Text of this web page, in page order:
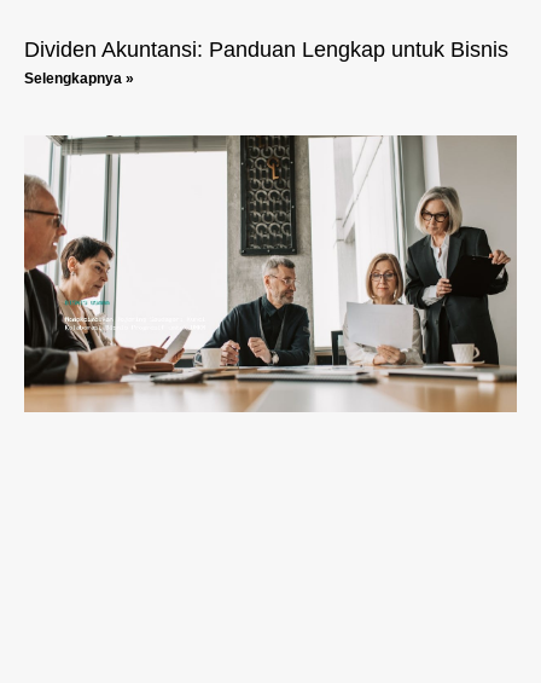
Dividen Akuntansi: Panduan Lengkap untuk Bisnis
Selengkapnya »